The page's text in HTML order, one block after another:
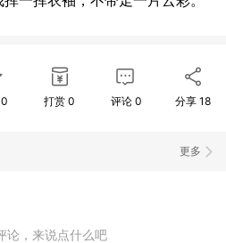
0 打赏 0 评论 0 分享 18
更多
论，来说点什么吧